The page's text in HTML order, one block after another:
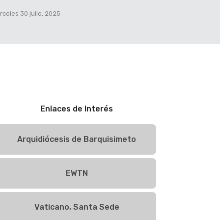
30 julio, 2025
Enlaces de Interés
Arquidiócesis de Barquisimeto
EWTN
Vaticano, Santa Sede